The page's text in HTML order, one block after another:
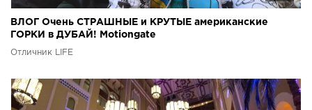
ВЛОГ Очень СТРАШНЫЕ и КРУТЫЕ американские
ГОРКИ в ДУБАЙ! Motiongate
Отличник LIFE